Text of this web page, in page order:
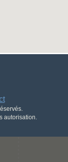
autorisation.